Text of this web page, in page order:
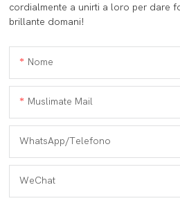
cordialmente a unirti a loro per dare
brillante domani!
Nome
Muslimate Mail
WhatsApp/Telefono
WeChat